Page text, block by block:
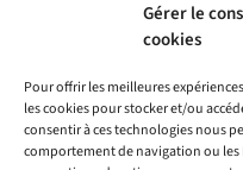
Gérer le
cookies
Pour offrir les meilleures
les cookies pour stocker et/ou
consentir à ces technologies nous
comportement de navigation ou les
33 Avenue Edouard Millaud,
69290 Craponne, France